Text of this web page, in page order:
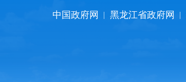
中国政府网 | 黑龙江省政府网 |